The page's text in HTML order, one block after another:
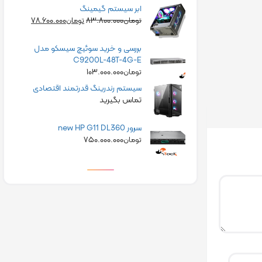
ابر سیستم گیمینگ
تومان۸۳.۸۰۰.۰۰۰تومان۷۸.۶۰۰.۰۰۰
بررسی و خرید سوئیچ سیسکو مدل
C9200L-48T-4G-E
تومان۱۰۳.۰۰۰.۰۰۰
سیستم رندرینگ قدرتمند اقتصادی
تماس بگیرید
سرور new HP G11 DL360
تومان۷۵۰.۰۰۰.۰۰۰